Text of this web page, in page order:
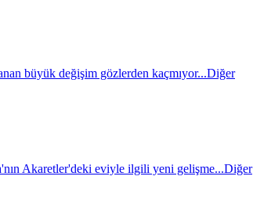
büyük değişim gözlerden kaçmıyor...Diğer
Akaretler'deki eviyle ilgili yeni gelişme...Diğer